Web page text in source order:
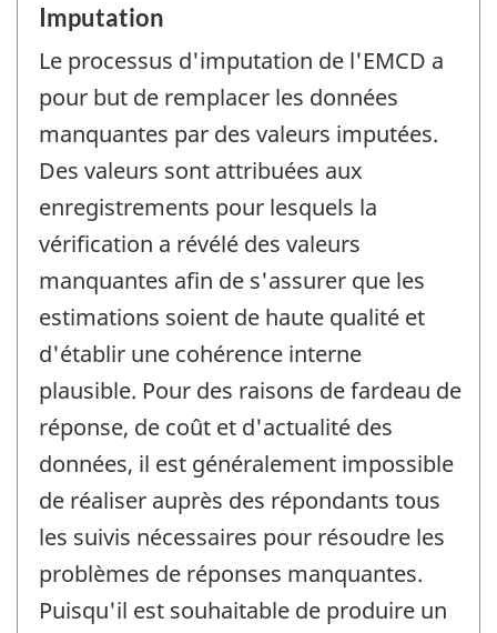
Imputation
Le processus d'imputation de l'EMCD a
pour but de remplacer les données
manquantes par des valeurs imputées.
Des valeurs sont attribuées aux
enregistrements pour lesquels la
vérification a révélé des valeurs
manquantes afin de s'assurer que les
estimations soient de haute qualité et
d'établir une cohérence interne
plausible. Pour des raisons de fardeau de
réponse, de coût et d'actualité des
données, il est généralement impossible
de réaliser auprès des répondants tous
les suivis nécessaires pour résoudre les
problèmes de réponses manquantes.
Puisqu'il est souhaitable de produire un